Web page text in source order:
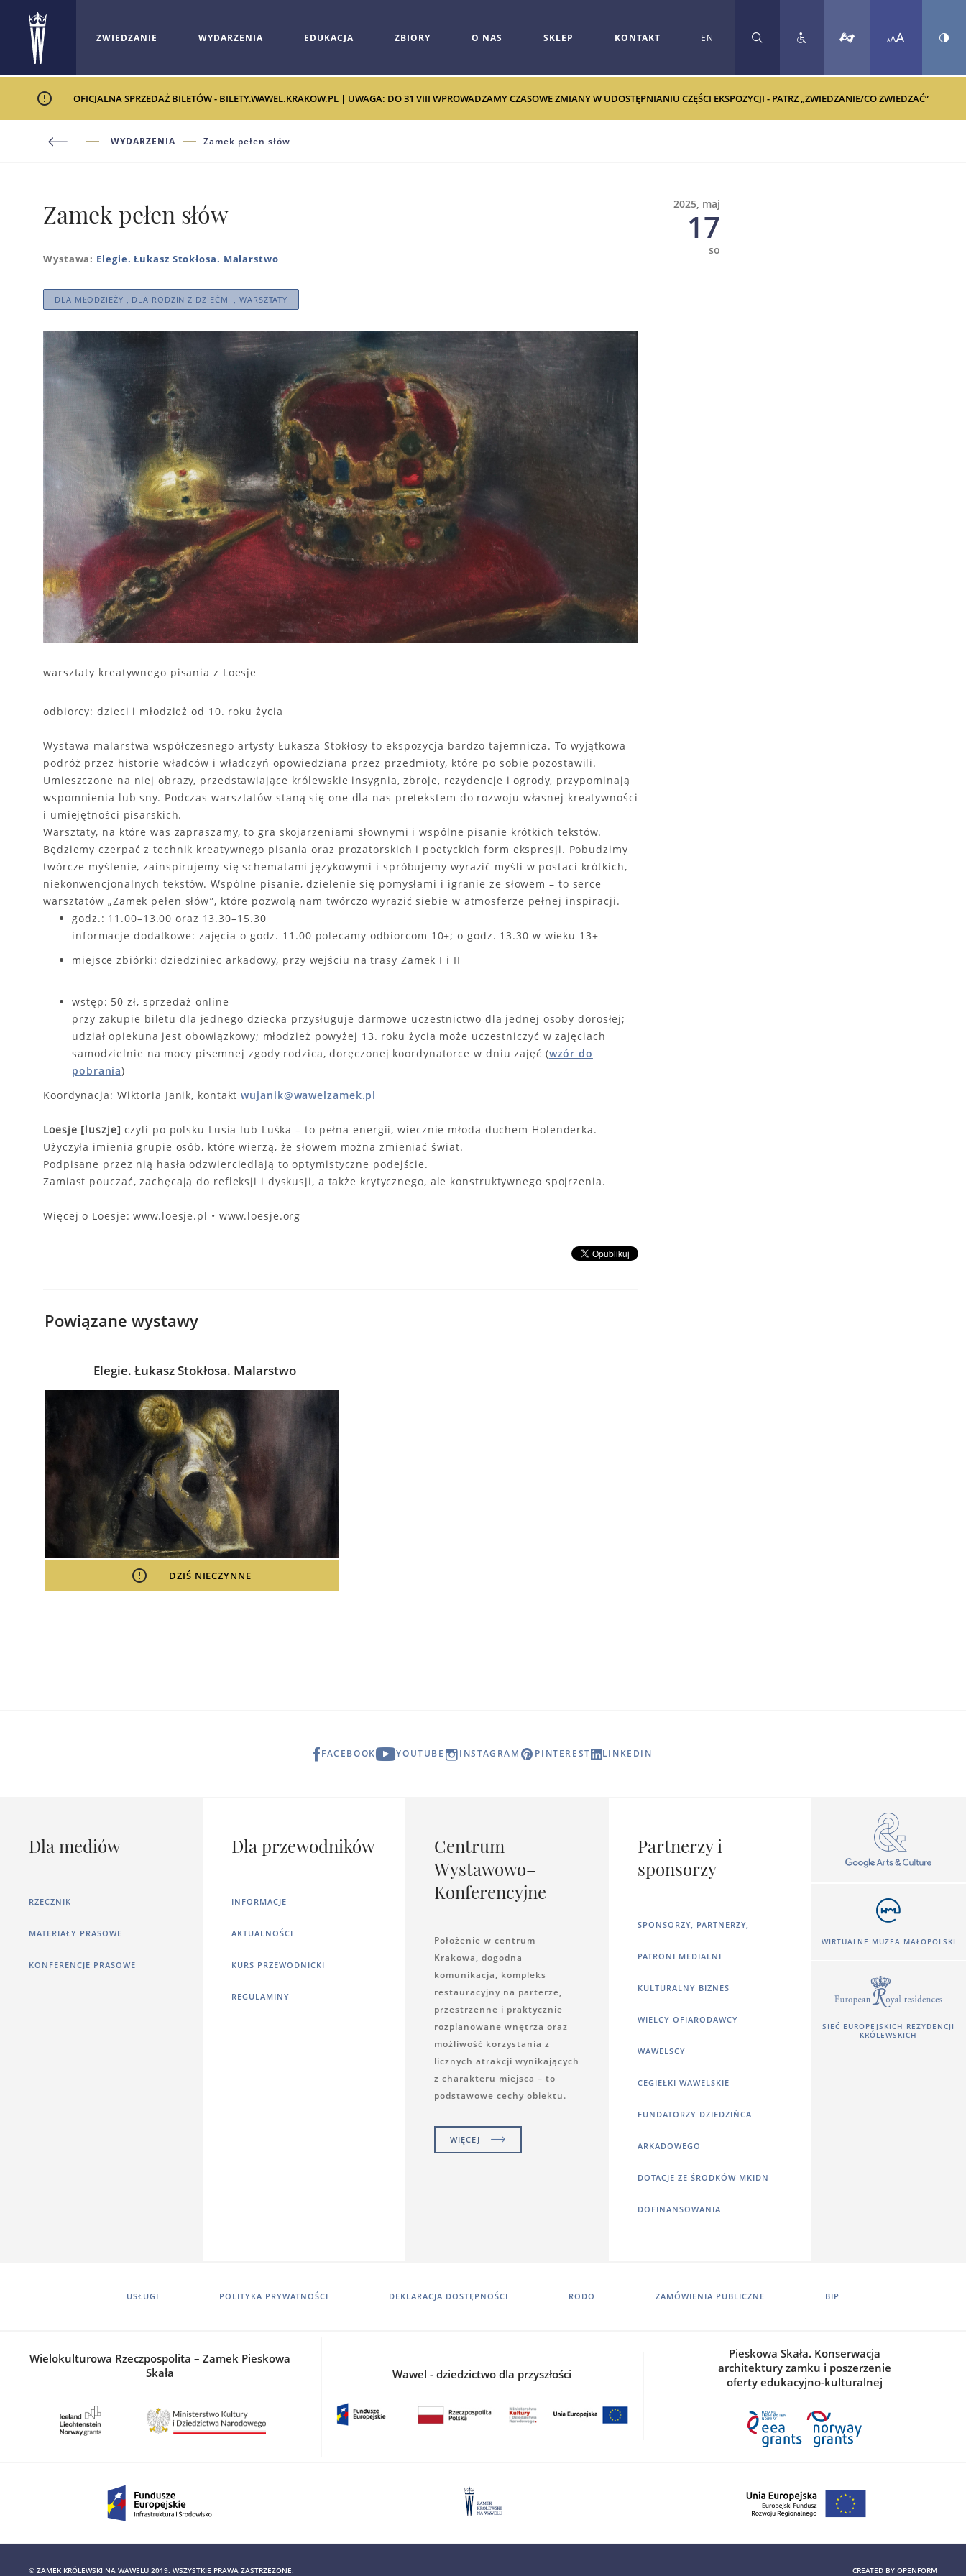
ZWIEDZANIE WYDARZENIA EDUKACJA ZBIORY O NAS SKLEP KONTAKT EN SZUKAJ
OFICJALNA SPRZEDAŻ BILETÓW - BILETY.WAWEL.KRAKOW.PL | UWAGA: DO 31 VIII WPROWADZAMY CZASOWE ZMIANY W UDOSTĘPNIANIU CZĘŚCI EKSPOZYCJI - PATRZ „ZWIEDZANIE/CO ZWIEDZAĆ”
WYDARZENIA Zamek pełen słów
Zamek pełen słów
Wystawa: Elegie. Łukasz Stokłosa. Malarstwo
DLA MŁODZIEŻY , DLA RODZIN Z DZIEĆMI , WARSZTATY
warsztaty kreatywnego pisania z Loesje
odbiorcy: dzieci i młodzież od 10. roku życia
Wystawa malarstwa współczesnego artysty Łukasza Stokłosy to ekspozycja bardzo tajemnicza. To wyjątkowa
podróż przez historie władców i władczyń opowiedziana przez przedmioty, które po sobie pozostawili.
Umieszczone na niej obrazy, przedstawiające królewskie insygnia, zbroje, rezydencje i ogrody, przypominają
wspomnienia lub sny. Podczas warsztatów staną się one dla nas pretekstem do rozwoju własnej kreatywności
i umiejętności pisarskich.
Warsztaty, na które was zapraszamy, to gra skojarzeniami słownymi i wspólne pisanie krótkich tekstów.
Będziemy czerpać z technik kreatywnego pisania oraz prozatorskich i poetyckich form ekspresji. Pobudzimy
twórcze myślenie, zainspirujemy się schematami językowymi i spróbujemy wyrazić myśli w postaci krótkich,
niekonwencjonalnych tekstów. Wspólne pisanie, dzielenie się pomysłami i igranie ze słowem – to serce
warsztatów „Zamek pełen słów”, które pozwolą nam twórczo wyrazić siebie w atmosferze pełnej inspiracji.
godz.: 11.00–13.00 oraz 13.30–15.30
informacje dodatkowe: zajęcia o godz. 11.00 polecamy odbiorcom 10+; o godz. 13.30 w wieku 13+
miejsce zbiórki: dziedziniec arkadowy, przy wejściu na trasy Zamek I i II
wstęp: 50 zł, sprzedaż online
przy zakupie biletu dla jednego dziecka przysługuje darmowe uczestnictwo dla jednej osoby dorosłej;
udział opiekuna jest obowiązkowy; młodzież powyżej 13. roku życia może uczestniczyć w zajęciach
samodzielnie na mocy pisemnej zgody rodzica, doręczonej koordynatorce w dniu zajęć (wzór do
pobrania)
Koordynacja: Wiktoria Janik, kontaktwujanik@wawelzamek.pl
Loesje [luszje] czyli po polsku Lusia lub Luśka – to pełna energii, wiecznie młoda duchem Holenderka.
Użyczyła imienia grupie osób, które wierzą, że słowem można zmieniać świat.
Podpisane przez nią hasła odzwierciedlają to optymistyczne podejście.
Zamiast pouczać, zachęcają do refleksji i dyskusji, a także krytycznego, ale konstruktywnego spojrzenia.
Więcej o Loesje: www.loesje.pl • www.loesje.org
Powiązane wystawy
Elegie. Łukasz Stokłosa. Malarstwo
DZIŚ NIECZYNNE
2025, maj
17
so
FACEBOOK YOUTUBE INSTAGRAM PINTEREST LINKEDIN
Dla mediów
RZECZNIK
MATERIAŁY PRASOWE
KONFERENCJE PRASOWE
Dla przewodników
INFORMACJE
AKTUALNOŚCI
KURS PRZEWODNICKI
REGULAMINY
Centrum
Wystawowo–
Konferencyjne
Położenie w centrum
Krakowa, dogodna
komunikacja, kompleks
restauracyjny na parterze,
przestrzenne i praktycznie
rozplanowane wnętrza oraz
możliwość korzystania z
licznych atrakcji wynikających
z charakteru miejsca – to
podstawowe cechy obiektu.
WIĘCEJ
Partnerzy i
sponsorzy
SPONSORZY, PARTNERZY,
PATRONI MEDIALNI
KULTURALNY BIZNES
WIELCY OFIARODAWCY
WAWELSCY
CEGIEŁKI WAWELSKIE
FUNDATORZY DZIEDZIŃCA
ARKADOWEGO
DOTACJE ZE ŚRODKÓW MKIDN
DOFINANSOWANIA
WIRTUALNE MUZEA MAŁOPOLSKI
SIEĆ EUROPEJSKICH REZYDENCJI
KRÓLEWSKICH
USŁUGI POLITYKA PRYWATNOŚCI DEKLARACJA DOSTĘPNOŚCI RODO ZAMÓWIENIA PUBLICZNE BIP
Wielokulturowa Rzeczpospolita – Zamek Pieskowa
Skała
Wawel - dziedzictwo dla przyszłości
Pieskowa Skała. Konserwacja
architektury zamku i poszerzenie
oferty edukacyjno-kulturalnej
© ZAMEK KRÓLEWSKI NA WAWELU 2019. WSZYSTKIE PRAWA ZASTRZEŻONE. CREATED BY OPENFORM